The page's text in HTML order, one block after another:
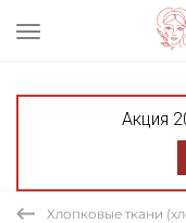
Акция
Хлопковые ткани